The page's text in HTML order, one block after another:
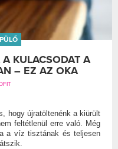
KULACSODAT A
– EZ AZ OKA
hogy újratöltenénk a kiürült
feltétlenül erre való. Még
a víz tisztának és teljesen